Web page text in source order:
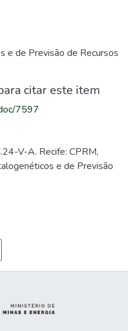
e de Previsão de Recursos
citar este item
7597
V-A. Recife: CPRM,
e de Previsão